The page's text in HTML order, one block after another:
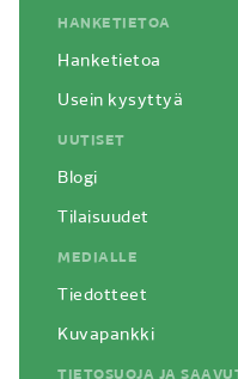
HANKETIETOA
Hanketietoa
Usein kysyttyä
UUTISET
Blogi
Tilaisuudet
MEDIALLE
Tiedotteet
Kuvapankki
TIETOSUOJA JA